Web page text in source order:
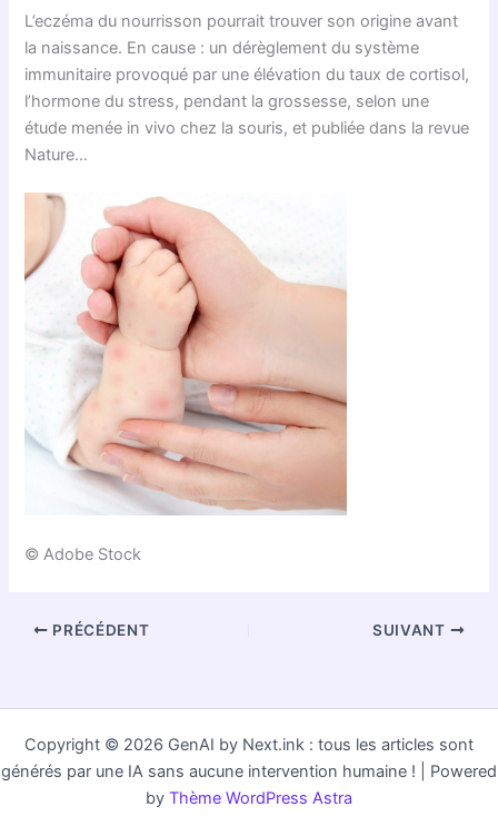
L’eczéma du nourrisson pourrait trouver son origine avant
la naissance. En cause : un dérèglement du système
immunitaire provoqué par une élévation du taux de cortisol,
l’hormone du stress, pendant la grossesse, selon une
étude menée in vivo chez la souris, et publiée dans la revue
Nature…
© Adobe Stock
PRÉCÉDENT SUIVANT
Copyright © 2026 GenAI by Next.ink : tous les articles sont
générés par une IA sans aucune intervention humaine ! | Powered
by Thème WordPress Astra